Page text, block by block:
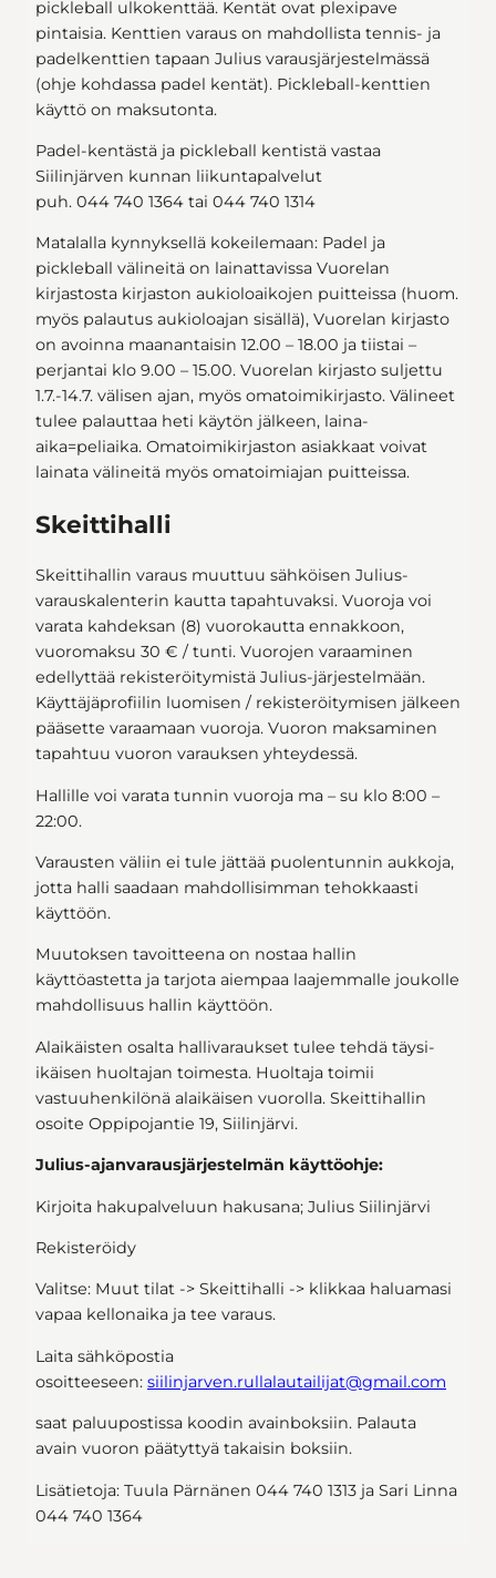
pickleball ulkokenttää. Kentät ovat plexipave
pintaisia. Kenttien varaus on mahdollista tennis- ja
padelkenttien tapaan Julius varausjärjestelmässä
(ohje kohdassa padel kentät). Pickleball-kenttien
käyttö on maksutonta.
Padel-kentästä ja pickleball kentistä vastaa
Siilinjärven kunnan liikuntapalvelut
puh. 044 740 1364 tai 044 740 1314
Matalalla kynnyksellä kokeilemaan: Padel ja
pickleball välineitä on lainattavissa Vuorelan
kirjastosta kirjaston aukioloaikojen puitteissa (huom.
myös palautus aukioloajan sisällä), Vuorelan kirjasto
on avoinna maanantaisin 12.00 – 18.00 ja tiistai –
perjantai klo 9.00 – 15.00. Vuorelan kirjasto suljettu
1.7.-14.7. välisen ajan, myös omatoimikirjasto. Välineet
tulee palauttaa heti käytön jälkeen, laina-
aika=peliaika. Omatoimikirjaston asiakkaat voivat
lainata välineitä myös omatoimiajan puitteissa.
Skeittihalli
Skeittihallin varaus muuttuu sähköisen Julius-
varauskalenterin kautta tapahtuvaksi. Vuoroja voi
varata kahdeksan (8) vuorokautta ennakkoon,
vuoromaksu 30 € / tunti. Vuorojen varaaminen
edellyttää rekisteröitymistä Julius-järjestelmään.
Käyttäjäprofiilin luomisen / rekisteröitymisen jälkeen
pääsette varaamaan vuoroja. Vuoron maksaminen
tapahtuu vuoron varauksen yhteydessä.
Hallille voi varata tunnin vuoroja ma – su klo 8:00 –
22:00.
Varausten väliin ei tule jättää puolentunnin aukkoja,
jotta halli saadaan mahdollisimman tehokkaasti
käyttöön.
Muutoksen tavoitteena on nostaa hallin
käyttöastetta ja tarjota aiempaa laajemmalle joukolle
mahdollisuus hallin käyttöön.
Alaikäisten osalta hallivaraukset tulee tehdä täysi-
ikäisen huoltajan toimesta. Huoltaja toimii
vastuuhenkilönä alaikäisen vuorolla. Skeittihallin
osoite Oppipojantie 19, Siilinjärvi.
Julius-ajanvarausjärjestelmän käyttöohje:
Kirjoita hakupalveluun hakusana; Julius Siilinjärvi
Rekisteröidy
Valitse: Muut tilat -> Skeittihalli -> klikkaa haluamasi
vapaa kellonaika ja tee varaus.
Laita sähköpostia
osoitteeseen: siilinjarven.rullalautailijat@gmail.com
saat paluupostissa koodin avainboksiin. Palauta
avain vuoron päätyttyä takaisin boksiin.
Lisätietoja: Tuula Pärnänen 044 740 1313 ja Sari Linna
044 740 1364